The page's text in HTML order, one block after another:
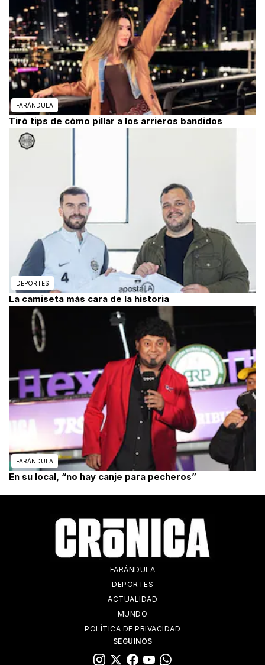
FARÁNDULA
Tiró tips de cómo pillar a los arrieros bandidos
DEPORTES
La camiseta más cara de la historia
FARÁNDULA
En su local, “no hay canje para pecheros”
FARÁNDULA
DEPORTES
ACTUALIDAD
MUNDO
POLÍTICA DE PRIVACIDAD
SEGUINOS